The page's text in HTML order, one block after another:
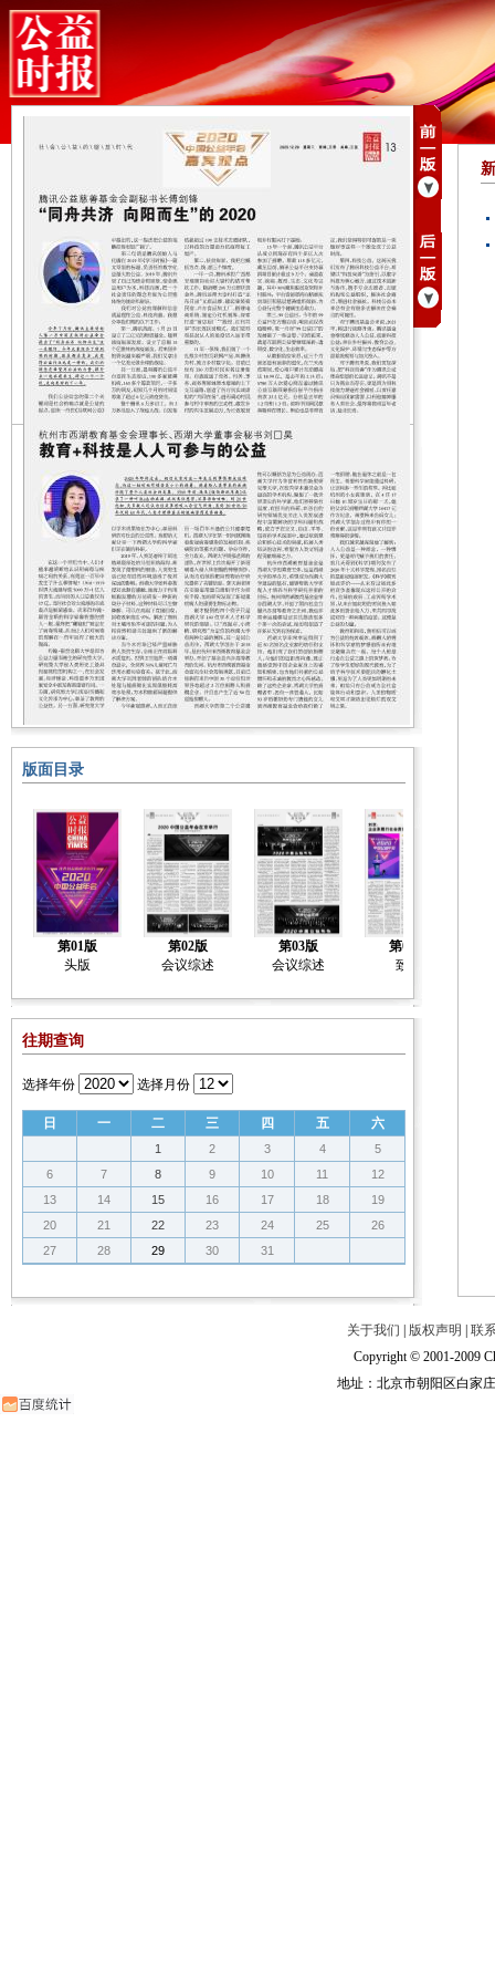
版面目录
第01版
头版
第02版
会议综述
第03版
会议综述
第04版
致辞
往期查询
选择年份 选择月份
日 一 二 三 四 五 六
1 2 3 4
5
6
7 8 9 10 11
12
13
14 15 16 17 18
19
20
21 22 23 24 25
26
27
28 29 30 31
关于我们 版权声明
联
Copyright © 2001-2009
地址：北京市朝阳区白家